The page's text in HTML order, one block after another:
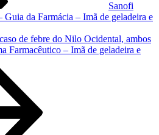
Sanofi
Guia da Farmácia – Imã de geladeira e
de febre do Nilo Ocidental, ambos
Farmacêutico – Imã de geladeira e